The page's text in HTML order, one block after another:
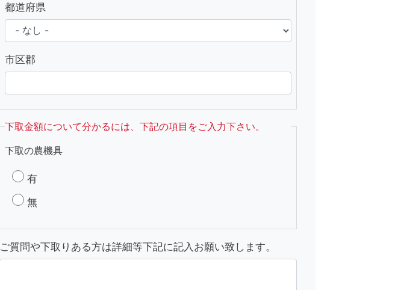
都道府県
市区郡
下取金額について分かるには、下記の項目をご入力下さい。
下取の農機具
有
無
ご質問や下取りある方は詳細等下記に記入お願い致します。